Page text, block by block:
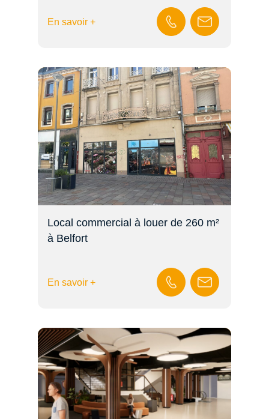
En savoir +
Local commercial à louer de 260 m²
à Belfort
En savoir +